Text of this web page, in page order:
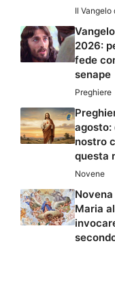
Il Vangelo
2026:
fede
senape
Preghiere
agosto:
nostro
questa
Novene
Novena
Maria